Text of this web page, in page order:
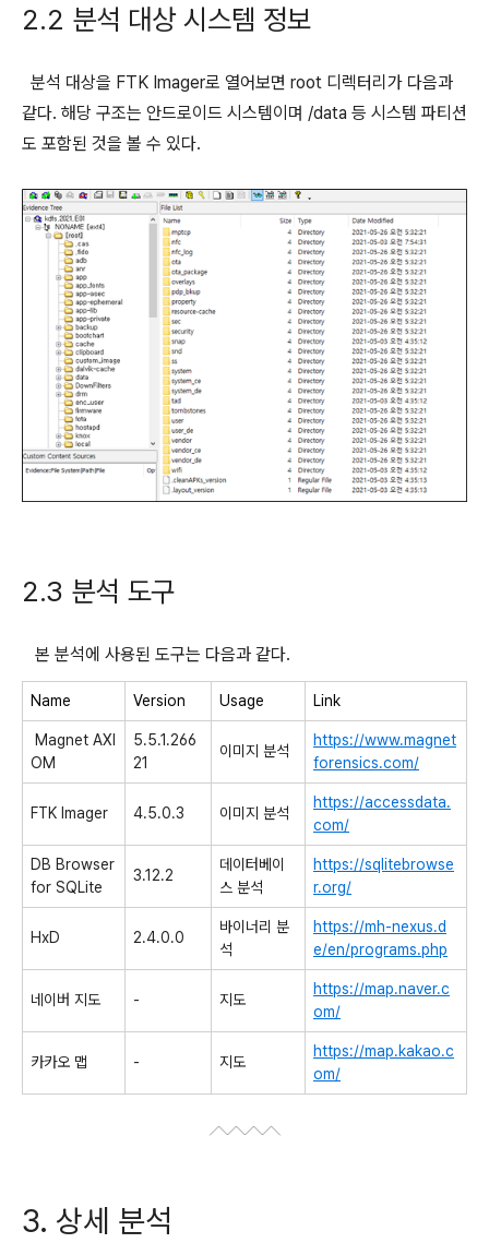
2.2 분석 대상 시스템 정보
분석 대상을 FTK Imager로 열어보면 root 디렉터리가 다음과
같다. 해당 구조는 안드로이드 시스템이며 /data 등 시스템 파티션
도 포함된 것을 볼 수 있다.
2.3 분석 도구
본 분석에 사용된 도구는 다음과 같다.
Name Version Usage Link
Magnet AXI
OM
5.5.1.266
21
이미지 분석
https://www.magnet
forensics.com/
FTK Imager 4.5.0.3 이미지 분석
https://accessdata.
com/
DB Browser
for SQLite
3.12.2
데이터베이
스 분석
https://sqlitebrowse
r.org/
HxD 2.4.0.0
바이너리 분
석
https://mh-nexus.d
e/en/programs.php
네이버 지도 - 지도
https://map.naver.c
om/
카카오 맵 - 지도
https://map.kakao.c
om/
3. 상세 분석